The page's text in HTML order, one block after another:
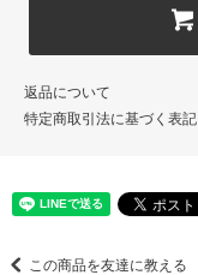
返品について
特定商取引法に基づく表記
この商品を友達に教える